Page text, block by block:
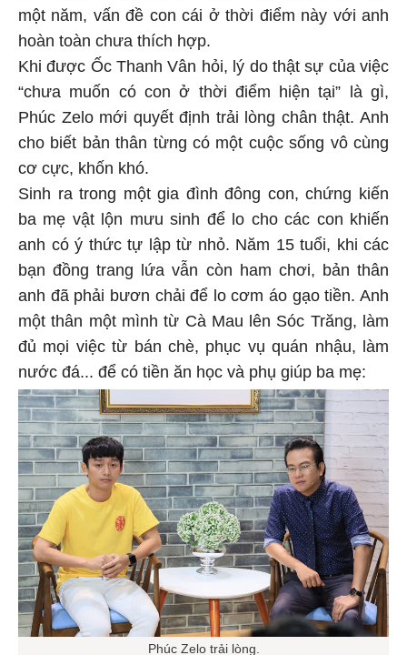
một năm, vấn đề con cái ở thời điểm này với anh
hoàn toàn chưa thích hợp.
Khi được Ốc Thanh Vân hỏi, lý do thật sự của việc
“chưa muốn có con ở thời điểm hiện tại” là gì,
Phúc Zelo mới quyết định trải lòng chân thật. Anh
cho biết bản thân từng có một cuộc sống vô cùng
cơ cực, khốn khó.
Sinh ra trong một gia đình đông con, chứng kiến
ba mẹ vật lộn mưu sinh để lo cho các con khiến
anh có ý thức tự lập từ nhỏ. Năm 15 tuổi, khi các
bạn đồng trang lứa vẫn còn ham chơi, bản thân
anh đã phải bươn chải để lo cơm áo gạo tiền. Anh
một thân một mình từ Cà Mau lên Sóc Trăng, làm
đủ mọi việc từ bán chè, phục vụ quán nhậu, làm
nước đá... để có tiền ăn học và phụ giúp ba mẹ:
Phúc Zelo trải lòng.